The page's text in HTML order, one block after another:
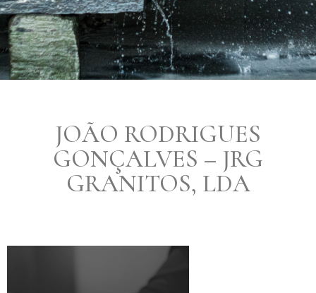
JOÃO RODRIGUES
GONÇALVES – JRG
GRANITOS, LDA